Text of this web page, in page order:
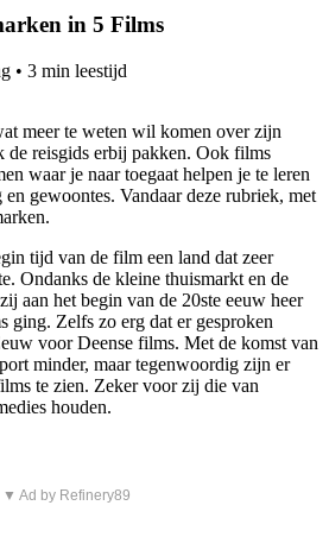
in 5 Films
• 3 min leestijd
meer te weten wil komen over zijn
de reisgids erbij pakken. Ook films
waar je naar toegaat helpen je te leren
gewoontes. Vandaar deze rubriek, met
tijd van de film een land dat zeer
Ondanks de kleine thuismarkt en de
aan het begin van de 20ste eeuw heer
ging. Zelfs zo erg dat er gesproken
voor Deense films. Met de komst van
minder, maar tegenwoordig zijn er
te zien. Zeker voor zij die van
houden.
▼ Ad by Refinery89